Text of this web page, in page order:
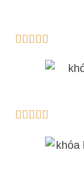
    
    